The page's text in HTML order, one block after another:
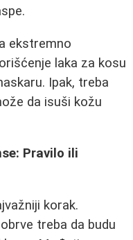
ekstremno
laka za kosu
Ipak, treba
da isuši kožu
Pravilo ili
korak.
treba da budu